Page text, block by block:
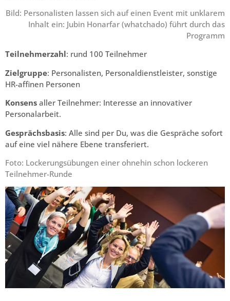
Bild: Personalisten lassen sich auf einen Event mit unklarem
Inhalt ein: Jubin Honarfar (whatchado) führt durch das
Programm
Teilnehmerzahl: rund 100 Teilnehmer
Zielgruppe: Personalisten, Personaldienstleister, sonstige
HR-affinen Personen
Konsens aller Teilnehmer: Interesse an innovativer
Personalarbeit.
Gesprächsbasis: Alle sind per Du, was die Gespräche sofort
auf eine viel nähere Ebene transferiert.
Foto: Lockerungsübungen einer ohnehin schon lockeren
Teilnehmer-Runde